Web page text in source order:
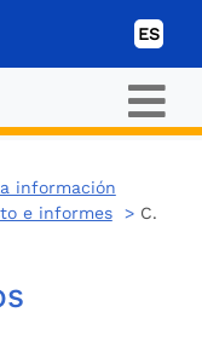
ES
información
e informes>C.